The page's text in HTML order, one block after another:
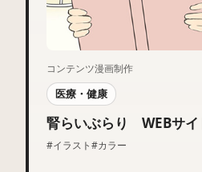
コンテンツ漫画制作
医療・健康
腎らいぶらり WEBサイ
#イラスト#カラー